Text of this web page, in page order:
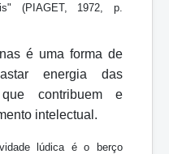
(PIAGET, 1972, p.
é uma forma de
energia das
contribuem e
intelectual.
lúdica é o berço